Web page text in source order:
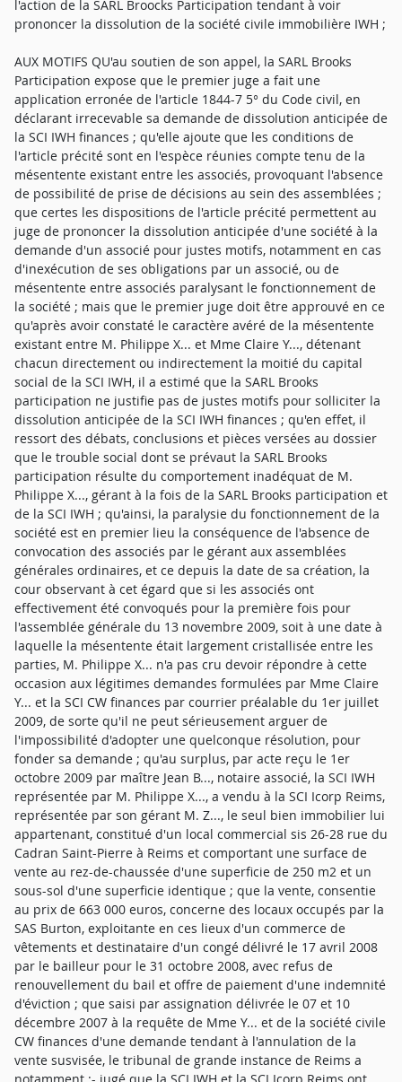
l'action de la SARL Broocks Participation tendant à voir
prononcer la dissolution de la société civile immobilière IWH ;
AUX MOTIFS QU'au soutien de son appel, la SARL Brooks
Participation expose que le premier juge a fait une
application erronée de l'article 1844-7 5° du Code civil, en
déclarant irrecevable sa demande de dissolution anticipée de
la SCI IWH finances ; qu'elle ajoute que les conditions de
l'article précité sont en l'espèce réunies compte tenu de la
mésentente existant entre les associés, provoquant l'absence
de possibilité de prise de décisions au sein des assemblées ;
que certes les dispositions de l'article précité permettent au
juge de prononcer la dissolution anticipée d'une société à la
demande d'un associé pour justes motifs, notamment en cas
d'inexécution de ses obligations par un associé, ou de
mésentente entre associés paralysant le fonctionnement de
la société ; mais que le premier juge doit être approuvé en ce
qu'après avoir constaté le caractère avéré de la mésentente
existant entre M. Philippe X... et Mme Claire Y..., détenant
chacun directement ou indirectement la moitié du capital
social de la SCI IWH, il a estimé que la SARL Brooks
participation ne justifie pas de justes motifs pour solliciter la
dissolution anticipée de la SCI IWH finances ; qu'en effet, il
ressort des débats, conclusions et pièces versées au dossier
que le trouble social dont se prévaut la SARL Brooks
participation résulte du comportement inadéquat de M.
Philippe X..., gérant à la fois de la SARL Brooks participation et
de la SCI IWH ; qu'ainsi, la paralysie du fonctionnement de la
société est en premier lieu la conséquence de l'absence de
convocation des associés par le gérant aux assemblées
générales ordinaires, et ce depuis la date de sa création, la
cour observant à cet égard que si les associés ont
effectivement été convoqués pour la première fois pour
l'assemblée générale du 13 novembre 2009, soit à une date à
laquelle la mésentente était largement cristallisée entre les
parties, M. Philippe X... n'a pas cru devoir répondre à cette
occasion aux légitimes demandes formulées par Mme Claire
Y... et la SCI CW finances par courrier préalable du 1er juillet
2009, de sorte qu'il ne peut sérieusement arguer de
l'impossibilité d'adopter une quelconque résolution, pour
fonder sa demande ; qu'au surplus, par acte reçu le 1er
octobre 2009 par maître Jean B..., notaire associé, la SCI IWH
représentée par M. Philippe X..., a vendu à la SCI Icorp Reims,
représentée par son gérant M. Z..., le seul bien immobilier lui
appartenant, constitué d'un local commercial sis 26-28 rue du
Cadran Saint-Pierre à Reims et comportant une surface de
vente au rez-de-chaussée d'une superficie de 250 m2 et un
sous-sol d'une superficie identique ; que la vente, consentie
au prix de 663 000 euros, concerne des locaux occupés par la
SAS Burton, exploitante en ces lieux d'un commerce de
vêtements et destinataire d'un congé délivré le 17 avril 2008
par le bailleur pour le 31 octobre 2008, avec refus de
renouvellement du bail et offre de paiement d'une indemnité
d'éviction ; que saisi par assignation délivrée le 07 et 10
décembre 2007 à la requête de Mme Y... et de la société civile
CW finances d'une demande tendant à l'annulation de la
vente susvisée, le tribunal de grande instance de Reims a